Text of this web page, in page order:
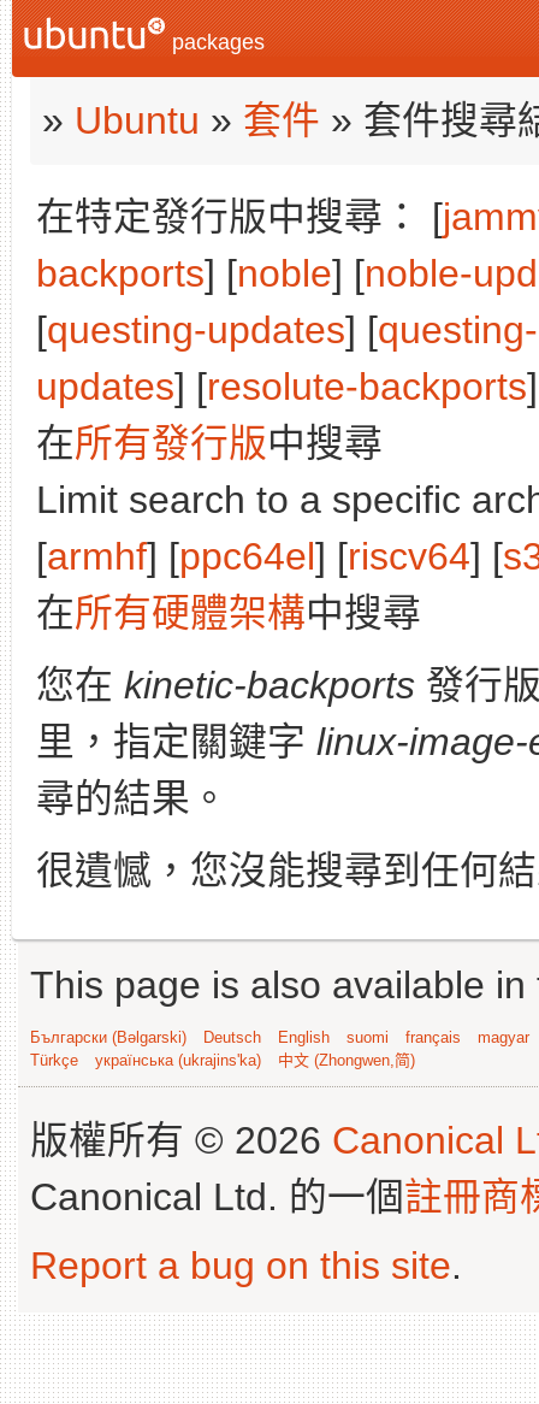
packages
» Ubuntu » 套件 » 套件搜尋
在特定發行版中搜尋： [
backports] [noble] [noble-
[questing-updates] [
updates] [resolute-backports
在所有發行版中搜尋
Limit search to a specific
[armhf] [ppc64el] [riscv64] [
在所有硬體架構中搜尋
您在 kinetic-backports 發行
里，指定關鍵字 linux-
尋的結果。
很遺憾，您沒能搜尋到任何
This page is also available
Български (Bəlgarski) Deutsch English suomi français
magyar
Türkçe
українська (ukrajins'ka) 中文 (Zhongwen,简)
版權所有 © 2026 Canonical
Canonical Ltd. 的一個註冊商
Report a bug on this site.